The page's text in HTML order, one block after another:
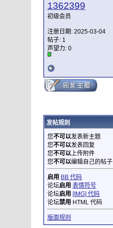
1362399
初级会员
注册日期: 2025-03-04
帖子: 1
声望力: 0
发帖规则
您不可以发表新主题
您不可以发表回复
您不可以上传附件
您不可以编辑自己的帖子
启用 BB 代码
论坛启用 表情符号
论坛启用 [IMG] 代码
论坛禁用 HTML 代码
版面规则